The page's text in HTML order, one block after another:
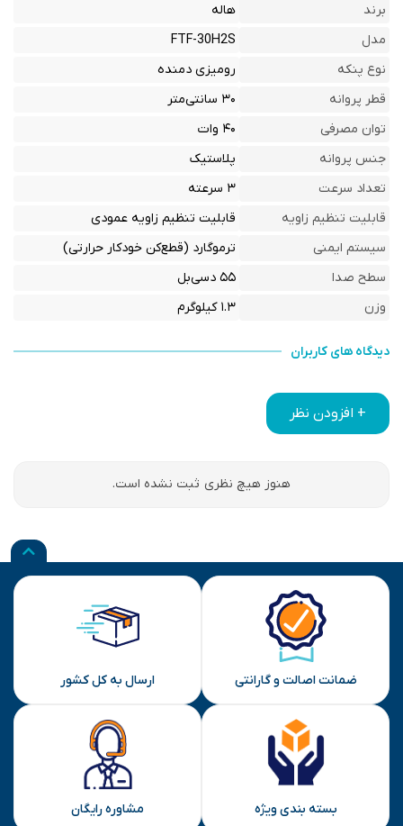
برند
هاله
مدل
FTF-30H2S
نوع پنکه
رومیزی دمنده
قطر پروانه
۳۰ سانتی‌متر
توان مصرفی
۴۰ وات
جنس پروانه
پلاستیک
تعداد سرعت
۳ سرعته
قابلیت تنظیم زاویه
قابلیت تنظیم زاویه عمودی
سیستم ایمنی
ترموگارد (قطع‌کن خودکار حرارتی)
سطح صدا
۵۵ دسی‌بل
وزن
۱.۳ کیلوگرم
دیدگاه های کاربران
+ افزودن نظر
هنوز هیچ نظری ثبت نشده است.
ضمانت اصالت و گارانتی ارسال به کل کشور
بسته بندی ویژه مشاوره رایگان